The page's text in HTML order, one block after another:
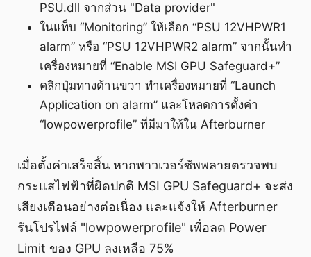
PSU.dll จากส่วน "Data provider"
ในแท็บ “Monitoring” ให้เลือก “PSU 12VHPWR1
alarm” หรือ “PSU 12VHPWR2 alarm” จากนั้นทำ
เครื่องหมายที่ “Enable MSI GPU Safeguard+”
คลิกปุ่มทางด้านขวา ทำเครื่องหมายที่ “Launch
Application on alarm” และโหลดการตั้งค่า
“lowpowerprofile” ที่มีมาให้ใน Afterburner
เมื่อตั้งค่าเสร็จสิ้น หากพาวเวอร์ซัพพลายตรวจพบ
กระแสไฟฟ้าที่ผิดปกติ MSI GPU Safeguard+ จะส่ง
เสียงเตือนอย่างต่อเนื่อง และแจ้งให้ Afterburner
รันโปรไฟล์ "lowpowerprofile" เพื่อลด Power
Limit ของ GPU ลงเหลือ 75%